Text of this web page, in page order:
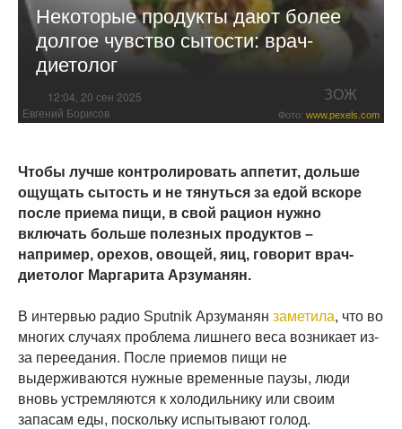
Некоторые продукты дают более
долгое чувство сытости: врач-
диетолог
12:04, 20 сен 2025 ЗОЖ
Евгений Борисов Фото: www.pexels.com
Чтобы лучше контролировать аппетит, дольше
ощущать сытость и не тянуться за едой вскоре
после приема пищи, в свой рацион нужно
включать больше полезных продуктов –
например, орехов, овощей, яиц, говорит врач-
диетолог Маргарита Арзуманян.
В интервью радио Sputnik Арзуманян заметила, что во
многих случаях проблема лишнего веса возникает из-
за переедания. После приемов пищи не
выдерживаются нужные временные паузы, люди
вновь устремляются к холодильнику или своим
запасам еды, поскольку испытывают голод.